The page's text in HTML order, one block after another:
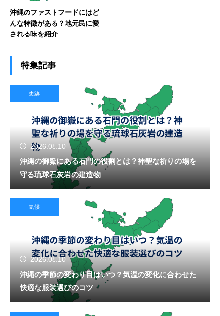
沖縄のファストフードにはど
んな特徴がある？地元民に愛
される味を紹介
特集記事
史跡
2026.08.10
沖縄の御嶽にある石門の役割とは？神聖な祈りの場を
守る琉球石灰岩の建造物
気候
2026.08.10
沖縄の季節の変わり目はいつ？気温の変化に合わせた
快適な服装選びのコツ